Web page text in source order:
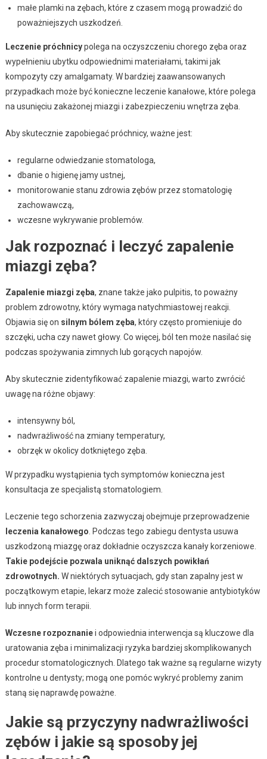
małe plamki na zębach, które z czasem mogą prowadzić do
poważniejszych uszkodzeń.
Leczenie próchnicypolega na oczyszczeniu chorego zęba oraz
wypełnieniu ubytku odpowiednimi materiałami, takimi jak
kompozyty czy amalgamaty. W bardziej zaawansowanych
przypadkach może być konieczne leczenie kanałowe, które polega
na usunięciu zakażonej miazgi i zabezpieczeniu wnętrza zęba.
Aby skutecznie zapobiegać próchnicy, ważne jest:
regularne odwiedzanie stomatologa,
dbanie o higienę jamy ustnej,
monitorowanie stanu zdrowia zębów przez stomatologię
zachowawczą,
wczesne wykrywanie problemów.
Jak rozpoznać i leczyć zapalenie
miazgi zęba?
Zapalenie miazgi zęba, znane także jako pulpitis, to poważny
problem zdrowotny, który wymaga natychmiastowej reakcji.
Objawia się on silnym bólem zęba, który często promieniuje do
szczęki, ucha czy nawet głowy. Co więcej, ból ten może nasilać się
podczas spożywania zimnych lub gorących napojów.
Aby skutecznie zidentyfikować zapalenie miazgi, warto zwrócić
uwagę na różne objawy:
intensywny ból,
nadwrażliwość na zmiany temperatury,
obrzęk w okolicy dotkniętego zęba.
W przypadku wystąpienia tych symptomów konieczna jest
konsultacja ze specjalistą stomatologiem.
Leczenie tego schorzenia zazwyczaj obejmuje przeprowadzenie
leczenia kanałowego . Podczas tego zabiegu dentysta usuwa
uszkodzoną miazgę oraz dokładnie oczyszcza kanały korzeniowe.
Takie podejście pozwala uniknąć dalszych powikłań
zdrowotnych. W niektórych sytuacjach, gdy stan zapalny jest w
początkowym etapie, lekarz może zalecić stosowanie antybiotyków
lub innych form terapii.
Wczesne rozpoznaniei odpowiednia interwencja są kluczowe dla
uratowania zęba i minimalizacji ryzyka bardziej skomplikowanych
procedur stomatologicznych. Dlatego tak ważne są regularne wizyty
kontrolne u dentysty; mogą one pomóc wykryć problemy zanim
staną się naprawdę poważne.
Jakie są przyczyny nadwrażliwości
zębów i jakie są sposoby jej